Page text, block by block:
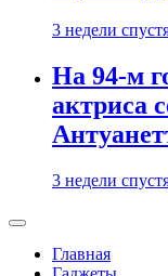
3 недели
На 94-м
актриса
3 недели
Главная